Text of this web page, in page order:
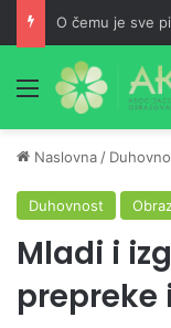
O čemu je sve
Meni
Naslovna /
Duhovnost
Mladi i
prepreke